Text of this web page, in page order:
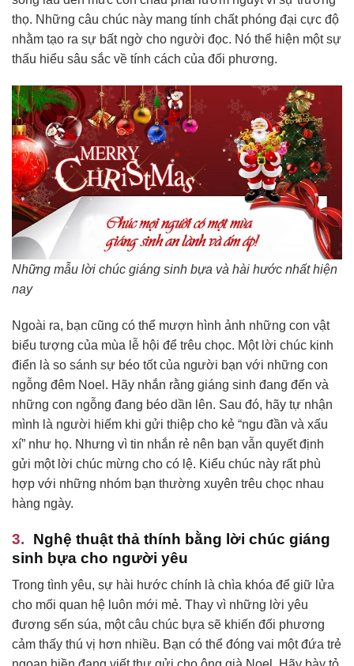
thọ. Những câu chúc này mang tính chất phóng đại cực độ
nhằm tạo ra sự bất ngờ cho người đọc. Nó thể hiện một sự
thấu hiểu sâu sắc về tính cách của đối phương.
Những mẫu lời chúc giáng sinh bựa và hài hước nhất hiện
nay
Ngoài ra, bạn cũng có thể mượn hình ảnh những con vật
biểu tượng của mùa lễ hội để trêu chọc. Một lời chúc kinh
điển là so sánh sự béo tốt của người bạn với những con
ngỗng đêm Noel. Hãy nhắn rằng giáng sinh đang đến và
những con ngỗng đang béo dần lên. Sau đó, hãy tự nhận
mình là người hiếm khi gửi thiệp cho kẻ “ngu đần và xấu
xí” như họ. Nhưng vì tin nhắn rẻ nên bạn vẫn quyết định
gửi một lời chúc mừng cho có lệ. Kiểu chúc này rất phù
hợp với những nhóm bạn thường xuyên trêu chọc nhau
hàng ngày.
Nghệ thuật thả thính bằng lời chúc giáng
sinh bựa cho người yêu
Trong tình yêu, sự hài hước chính là chìa khóa để giữ lửa
cho mối quan hệ luôn mới mẻ. Thay vì những lời yêu
đương sến súa, một câu chúc bựa sẽ khiến đối phương
cảm thấy thú vị hơn nhiều. Bạn có thể đóng vai một đứa trẻ